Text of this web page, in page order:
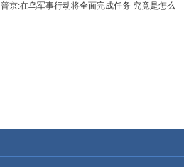
普京:在乌军事行动将全面完成任务 究竟是怎么